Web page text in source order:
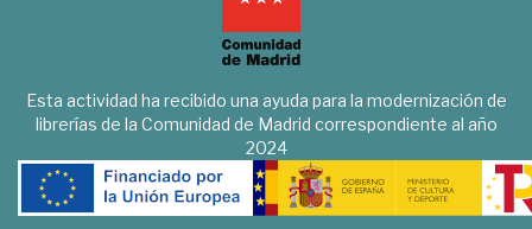
Esta actividad ha recibido una ayuda para la modernización de
librerías de la Comunidad de Madrid correspondiente al año
2024